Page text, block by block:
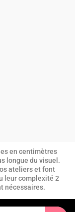
en centimètres
longue du visuel.
ateliers et font
leur complexité 2
nécessaires.